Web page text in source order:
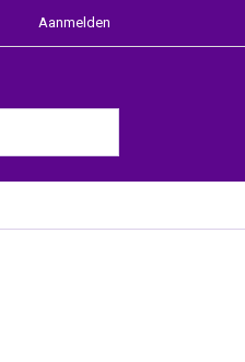
Aanmelden